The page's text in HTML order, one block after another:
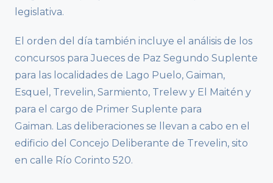
legislativa.
El orden del día también incluye el análisis de los
concursos para Jueces de Paz Segundo Suplente
para las localidades de Lago Puelo, Gaiman,
Esquel, Trevelin, Sarmiento, Trelew y El Maitén y
para el cargo de Primer Suplente para
Gaiman. Las deliberaciones se llevan a cabo en el
edificio del Concejo Deliberante de Trevelin, sito
en calle Río Corinto 520.